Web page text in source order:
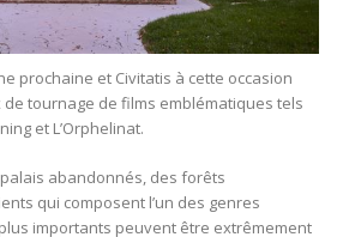
prochaine et Civitatis à cette occasion
de tournage de films emblématiques tels
et L’Orphelinat.
abandonnés, des forêts
qui composent l’un des genres
importants peuvent être extrêmement